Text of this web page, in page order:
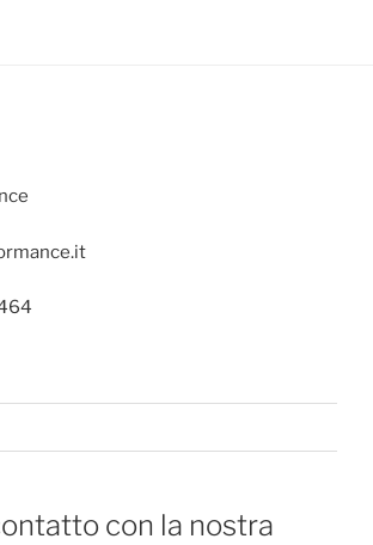
con la nostra